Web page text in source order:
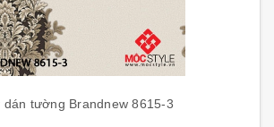
dán tường Brandnew 8615-3